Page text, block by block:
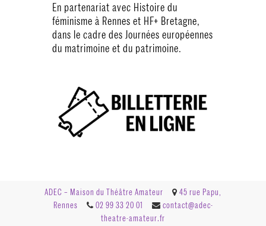
En partenariat avec Histoire du
féminisme à Rennes et HF+ Bretagne,
dans le cadre des Journées européennes
du matrimoine et du patrimoine.
ADEC – Maison du Théâtre Amateur
45 rue Papu,
Rennes
02 99 33 20 01
contact@adec-
theatre-amateur.fr